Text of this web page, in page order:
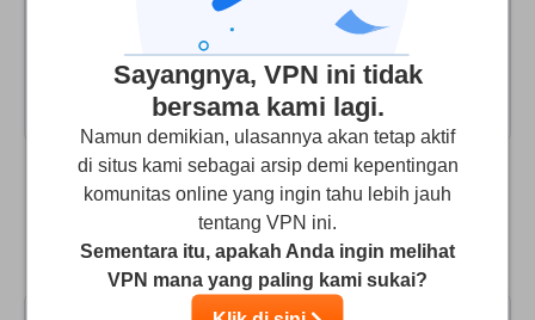
vpn che ha molti server in USA e spesso qualcuno
funziona e sblocca netflix. Lo raccomando a tutti se avete
bisogno di guardare il catalogo americano.
Bandingkan CyberSilent dengan sejumlah
VPN unggulan lainnya
Sayangnya, VPN ini tidak
bersama kami lagi.
Namun demikian, ulasannya akan tetap aktif
di situs kami sebagai arsip demi kepentingan
komunitas online yang ingin tahu lebih jauh
tentang VPN ini.
Sementara itu, apakah Anda ingin melihat
VPN mana yang paling kami sukai?